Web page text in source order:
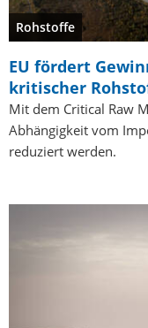
Rohstoffe
EU fördert
kritischer
Mit dem Critical Raw
Abhängigkeit vom
reduziert werden.